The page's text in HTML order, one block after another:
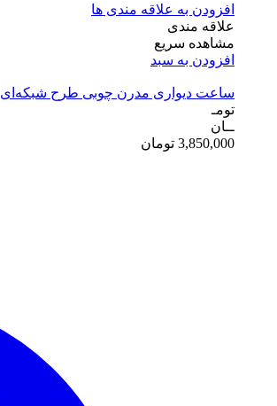
افزودن به علاقه مندی ها
علاقه مندی
مشاهده سریع
افزودن به سبد
ساعت دیواری مدرن چوبی طرح شبکه‌ای
تومـ
ــان
3,850,000 تومان